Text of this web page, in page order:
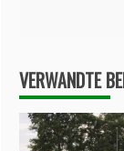
VERWANDTE